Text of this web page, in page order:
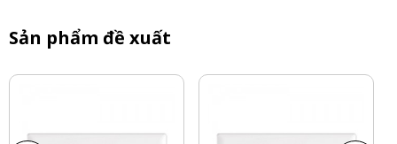
Sản phẩm đề xuất